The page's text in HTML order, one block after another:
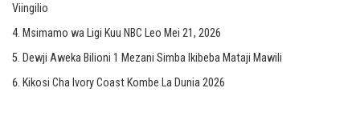
Viingilio
Msimamo wa Ligi Kuu NBC Leo Mei 21, 2026
Dewji Aweka Bilioni 1 Mezani Simba Ikibeba Mataji Mawili
Kikosi Cha Ivory Coast Kombe La Dunia 2026